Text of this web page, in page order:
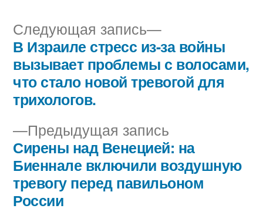
Навигация
по
записям
Предыдущая запись
запись:
Сирены над Венецией: на
Биеннале включили воздушную
тревогу перед павильоном
России
Следующая запись
Следующая
запись:
В Израиле стресс из-за войны
вызывает проблемы с волосами,
что стало новой тревогой для
трихологов.